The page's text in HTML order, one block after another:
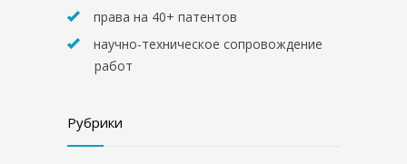
права на 40+ патентов
научно-техническое сопровождение
работ
Рубрики